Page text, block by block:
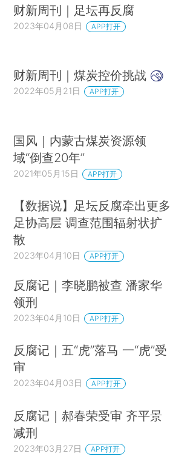
财新周刊｜足坛再反腐
2023年04月08日 APP打开
财新周刊｜煤炭控价挑战
2022年05月21日 APP打开
国风｜内蒙古煤炭资源领
域“倒查20年”
2021年05月15日 APP打开
【数据说】足坛反腐牵出更多
足协高层 调查范围辐射状扩
散
2023年04月10日 APP打开
反腐记｜李晓鹏被查 潘家华
领刑
2023年04月10日 APP打开
反腐记｜五“虎”落马 一“虎”受
审
2023年04月03日 APP打开
反腐记｜郝春荣受审 齐平景
减刑
2023年03月27日 APP打开